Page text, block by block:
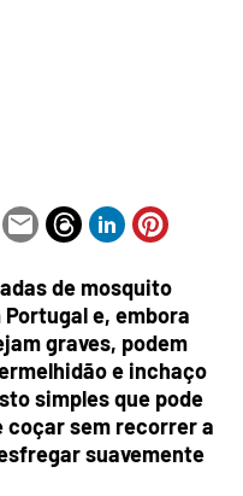
de mosquito
e, embora
graves, podem
e inchaço
simples que pode
coçar sem recorrer a
suavemente